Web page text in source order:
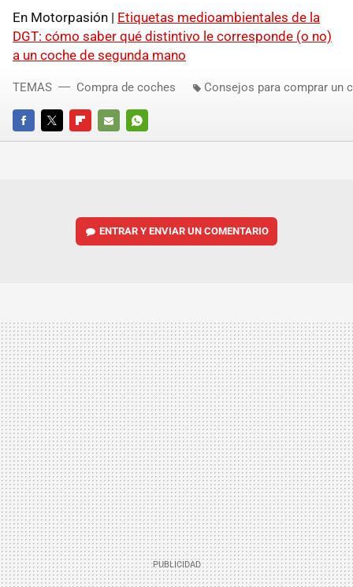
En Motorpasión | Etiquetas medioambientales de la
DGT: cómo saber qué distintivo le corresponde (o no)
a un coche de segunda mano
FACEBOOKTWITTERFLIPBOARD
E-
WHATSAPP
TEMAS Compra de coches Consejos para comprar un
ENTRAR Y ENVIAR UN COMENTARIO